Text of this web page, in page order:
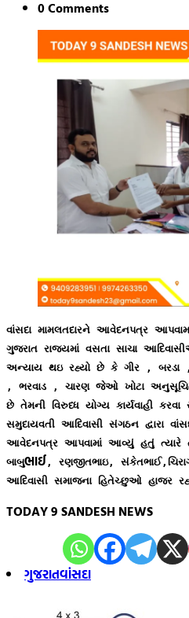
0 Comments
વાંસદા મામલતદારને આવેદનપત્ર
ગુજરાત રાજ્યમાં વસતા સાચા
અન્યાય થઇ રહ્યો છે કે ગીર , બરડા
, ભરવાડ , ચારણ જેઓ ખોટા અનુસૂચિત
છે તેમની વિરુધ્ધ યોગ્ય કાર્યવાહી કરવા
સમુદાયવતી આદિવાસી સંગઠન દ્વારા
આવેદનપત્ર આપવામાં આવ્યું હતું ત્યારે
બાબુભાઈ , રણજીતભાઇ,
આદિવાસી સમાજના હિતેચ્છુઓ હાજર
TODAY 9 SANDESH NEWS
ગુજરાતવાંસદા